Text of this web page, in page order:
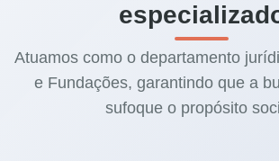
Atuamos como o departamento
e Fundações, garantindo que a
sufoque o propósito